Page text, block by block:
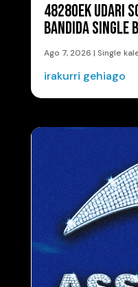
48280EK UDARI
BANDIDA SINGLE
Ago 7, 2026 | Single
irakurri gehiago